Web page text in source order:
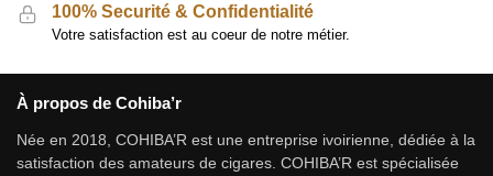
100% Securité & Confidentialité
Votre satisfaction est au coeur de notre métier.
À propos de Cohiba’r
Née en 2018, COHIBA’R est une entreprise ivoirienne, dédiée à la
satisfaction des amateurs de cigares. COHIBA’R est spécialisée